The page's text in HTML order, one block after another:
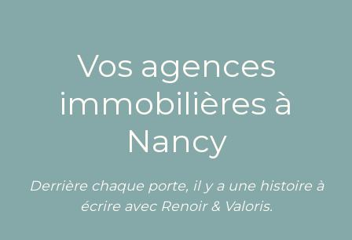
Vos agences
immobilières à
Nancy
Derrière chaque porte, il y a une histoire à
écrire avec Renoir & Valoris.